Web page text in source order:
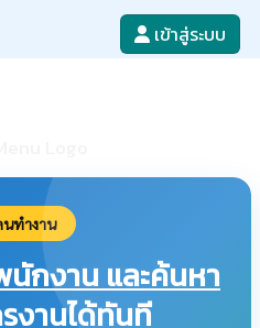
เข้าสู่ระบบ
ทำงาน
กงาน และค้นหา
งานได้ทันที